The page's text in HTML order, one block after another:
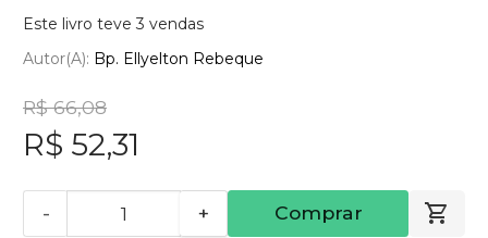
Este livro teve 3 vendas
Autor(a): Bp. Ellyelton Rebeque
R$ 66,08
R$ 52,31
- + Comprar